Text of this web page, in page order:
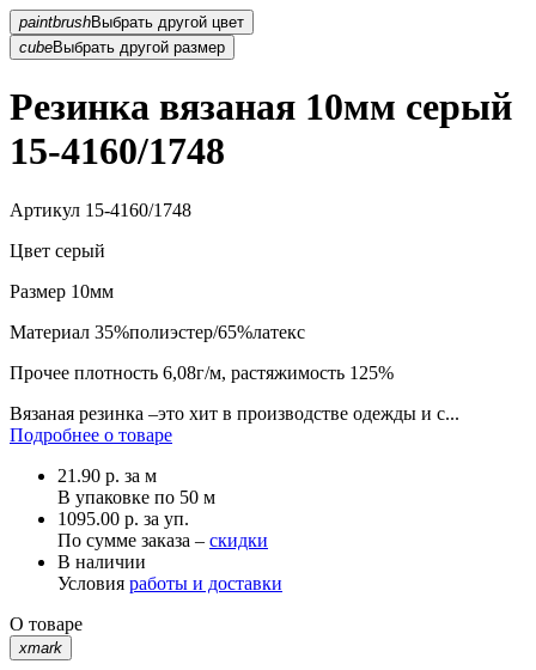
paintbrush
Выбрать другой цвет
cubeВыбрать другой размер
Резинка вязаная 10мм серый
15-4160/1748
Артикул 15-4160/1748
Цвет серый
Размер 10мм
Материал 35%полиэстер/65%латекс
Прочее плотность 6,08г/м, растяжимость 125%
Вязаная резинка –это хит в производстве одежды и с...
Подробнее о товаре
21.90 р. за м
В упаковке по 50 м
1095.00 р. за уп.
По сумме заказа – скидки
В наличии
Условия работы и доставки
О товаре
xmark